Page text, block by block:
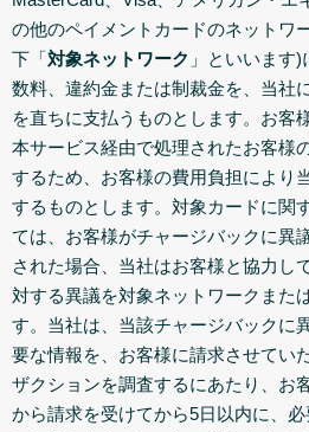
の他のペイメントカードのネットワ
下「対象ネットワーク 」といいます
数料、違約金または制裁金を、当社
を直ちに支払うものとします。お客
本サービス経由で処理されたお客様
するため、お客様の費用負担により
するものとします。対象カードに関
ては、お客様がチャージバックに異
された場合、当社はお客様と協力し
対する異議を対象ネットワークまた
す。当社は、当該チャージバックに
要な情報を、お客様に請求させてい
ザクションを調査するにあたり、お
から請求を受けてから5日以内に、